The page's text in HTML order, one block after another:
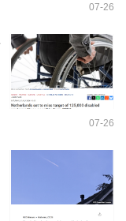
07-26
07-26